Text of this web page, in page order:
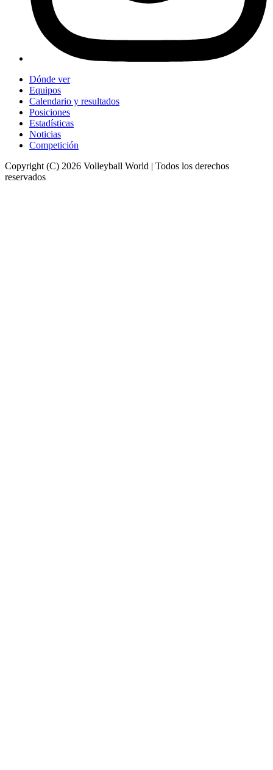
Dónde ver
Equipos
Calendario y resultados
Posiciones
Estadísticas
Noticias
Competición
Copyright (C) 2026 Volleyball World | Todos los derechos
reservados